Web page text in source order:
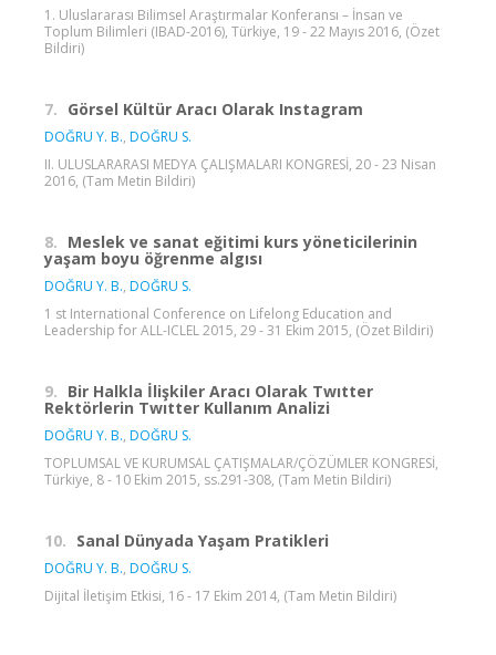
1. Uluslararası Bilimsel Araştırmalar Konferansı – İnsan ve
Toplum Bilimleri (IBAD-2016), Türkiye, 19 - 22 Mayıs 2016, (Özet
Bildiri)
7. Görsel Kültür Aracı Olarak Instagram
DOĞRU Y. B., DOĞRU S.
II. ULUSLARARASI MEDYA ÇALIŞMALARI KONGRESİ, 20 - 23 Nisan
2016, (Tam Metin Bildiri)
8. Meslek ve sanat eğitimi kurs yöneticilerinin
yaşam boyu öğrenme algısı
DOĞRU Y. B., DOĞRU S.
1 st International Conference on Lifelong Education and
Leadership for ALL-ICLEL 2015, 29 - 31 Ekim 2015, (Özet Bildiri)
9. Bir Halkla İlişkiler Aracı Olarak Twıtter
Rektörlerin Twıtter Kullanım Analizi
DOĞRU Y. B., DOĞRU S.
TOPLUMSAL VE KURUMSAL ÇATIŞMALAR/ÇÖZÜMLER KONGRESİ,
Türkiye, 8 - 10 Ekim 2015, ss.291-308, (Tam Metin Bildiri)
10. Sanal Dünyada Yaşam Pratikleri
DOĞRU Y. B., DOĞRU S.
Dijital İletişim Etkisi, 16 - 17 Ekim 2014, (Tam Metin Bildiri)